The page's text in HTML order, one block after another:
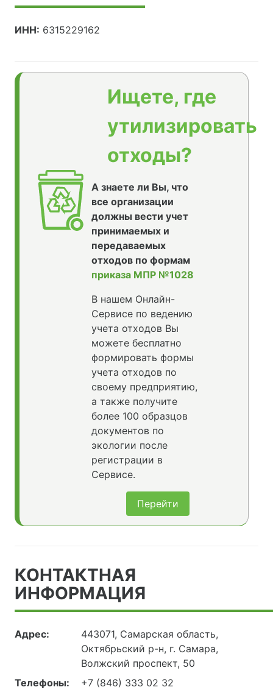
ИНН: 6315229162
Ищете, где
утилизировать
отходы?
А знаете ли Вы, что
все организации
должны вести учет
принимаемых и
передаваемых
отходов по формам
приказа МПР №1028
В нашем Онлайн-
Сервисе по ведению
учета отходов Вы
можете бесплатно
формировать формы
учета отходов по
своему предприятию,
а также получите
более 100 образцов
документов по
экологии после
регистрации в
Сервисе.
Перейти
КОНТАКТНАЯ
ИНФОРМАЦИЯ
Адрес:
443071, Самарская область,
Октябрьский р-н, г. Самара,
Волжский проспект, 50
Телефоны:
+7 (846) 333 02 32